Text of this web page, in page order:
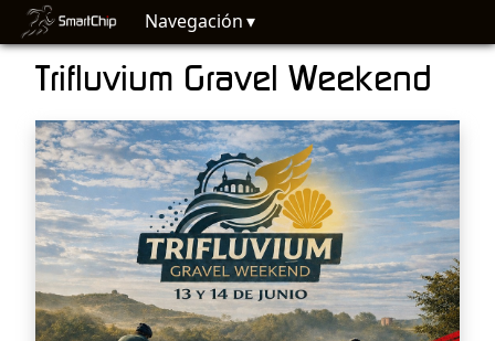
Navegación
Trifluvium Gravel Weekend